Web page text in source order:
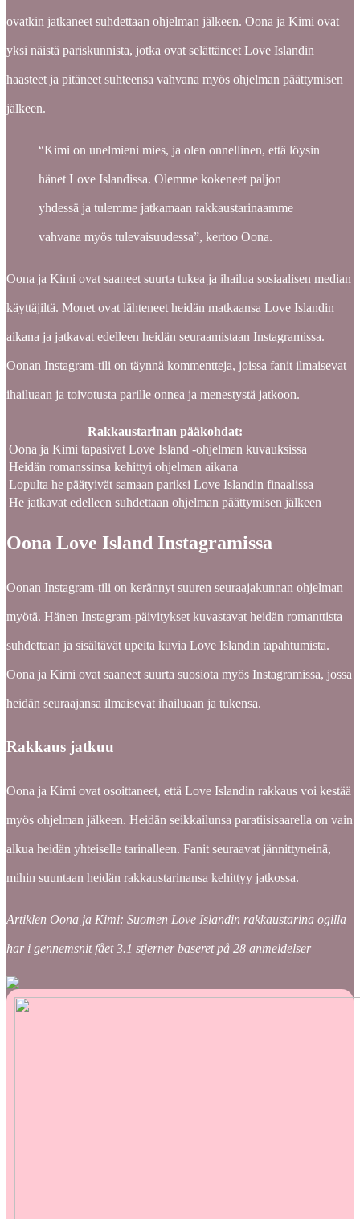
ovatkin jatkaneet suhdettaan ohjelman jälkeen. Oona ja Kimi ovat
yksi näistä pariskunnista, jotka ovat selättäneet Love Islandin
haasteet ja pitäneet suhteensa vahvana myös ohjelman päättymisen
jälkeen.
“Kimi on unelmieni mies, ja olen onnellinen, että löysin
hänet Love Islandissa. Olemme kokeneet paljon
yhdessä ja tulemme jatkamaan rakkaustarinaamme
vahvana myös tulevaisuudessa”, kertoo Oona.
Oona ja Kimi ovat saaneet suurta tukea ja ihailua sosiaalisen median
käyttäjiltä. Monet ovat lähteneet heidän matkaansa Love Islandin
aikana ja jatkavat edelleen heidän seuraamistaan Instagramissa.
Oonan Instagram-tili on täynnä kommentteja, joissa fanit ilmaisevat
ihailuaan ja toivotusta parille onnea ja menestystä jatkoon.
Rakkaustarinan pääkohdat:
Oona ja Kimi tapasivat Love Island -ohjelman kuvauksissa
Heidän romanssinsa kehittyi ohjelman aikana
Lopulta he päätyivät samaan pariksi Love Islandin finaalissa
He jatkavat edelleen suhdettaan ohjelman päättymisen jälkeen
Oona Love Island Instagramissa
Oonan Instagram-tili on kerännyt suuren seuraajakunnan ohjelman
myötä. Hänen Instagram-päivitykset kuvastavat heidän romanttista
suhdettaan ja sisältävät upeita kuvia Love Islandin tapahtumista.
Oona ja Kimi ovat saaneet suurta suosiota myös Instagramissa, jossa
heidän seuraajansa ilmaisevat ihailuaan ja tukensa.
Rakkaus jatkuu
Oona ja Kimi ovat osoittaneet, että Love Islandin rakkaus voi kestää
myös ohjelman jälkeen. Heidän seikkailunsa paratiisisaarella on vain
alkua heidän yhteiselle tarinalleen. Fanit seuraavat jännittyneinä,
mihin suuntaan heidän rakkaustarinansa kehittyy jatkossa.
Artiklen Oona ja Kimi: Suomen Love Islandin rakkaustarina ogilla
har i gennemsnit fået3.1 stjerner baseret på 28 anmeldelser